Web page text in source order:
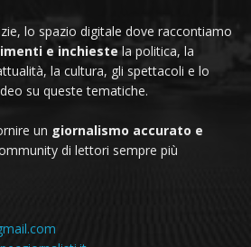
lo spazio digitale dove raccontiamo
e inchieste la politica, la
la cultura, gli spettacoli e lo
su queste tematiche.
un giornalismo accurato e
di lettori sempre più